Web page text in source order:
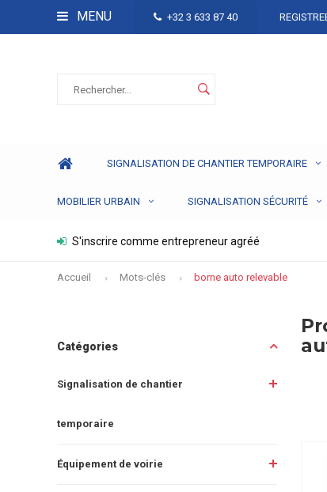
MENU +32 3 633 87 40
SIGNALISATION DE CHANTIER TEMPORAIRE
MOBILIER URBAIN SIGNALISATION SÉCURITÉ
S'inscrire comme entrepreneur agréé
Accueil Mots-clés borne auto relevable
Catégories
Signalisation de chantier
temporaire
Équipement de voirie